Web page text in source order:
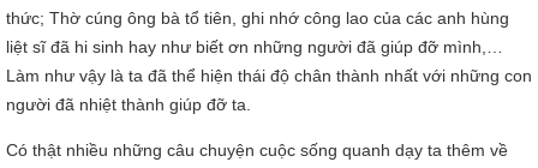
thức; Thờ cúng ông bà tổ tiên, ghi nhớ công lao của các anh hùng
liệt sĩ đã hi sinh hay như biết ơn những người đã giúp đỡ mình,…
Làm như vậy là ta đã thể hiện thái độ chân thành nhất với những con
người đã nhiệt thành giúp đỡ ta.
Có thật nhiều những câu chuyện cuộc sống quanh dạy ta thêm về